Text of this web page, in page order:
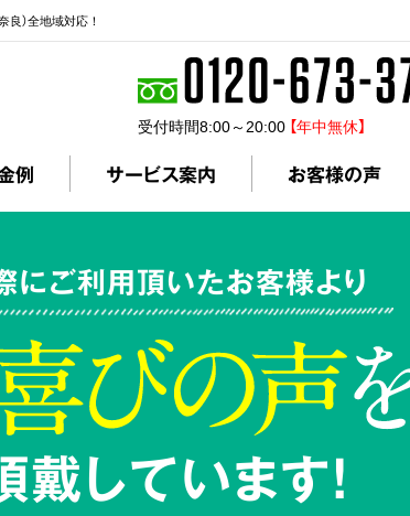
）全地域対応！
受付時間8:00～20:00 【年中無休】
例 サービス案内 お客様の声
にご利用頂いたお客様より
戴しています!